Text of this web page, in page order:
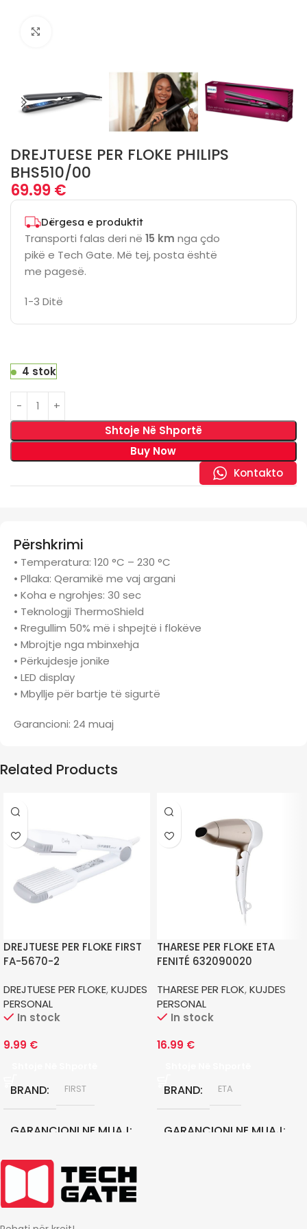
DREJTUESE PER FLOKE PHILIPS
BHS510/00
69.99€
Dërgesa e produktit
Transporti falas deri në 15 km nga çdo
pikë e Tech Gate. Më tej, posta është
me pagesë.
1-3 Ditë
4 stok
Shtoje Në Shportë
Buy Now
Kontakto
Përshkrimi
• Temperatura: 120 °C – 230 °C
• Pllaka: Qeramikë me vaj argani
• Koha e ngrohjes: 30 sec
• Teknologji ThermoShield
• Rregullim 50% më i shpejtë i flokëve
• Mbrojtje nga mbinxehja
• Përkujdesje jonike
• LED display
• Mbyllje për bartje të sigurtë
Garancioni: 24 muaj
Related Products
DREJTUESE PER FLOKE FIRST
FA-5670-2
DREJTUESE PER FLOKE,KUJDES
PERSONAL
In stock
9.99 €
BRAND FIRST
GARANCIONI NE MUAJ
12
THARESE PER FLOKE ETA
FENITÉ 632090020
THARESE PER FLOK,KUJDES
PERSONAL
In stock
16.99 €
BRAND ETA
GARANCIONI NE MUAJ